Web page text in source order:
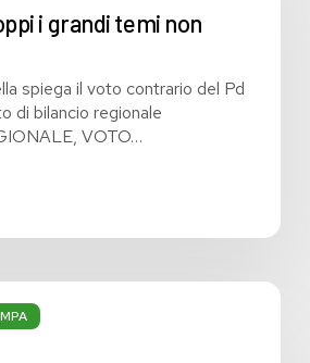
i grandi temi non
spiega il voto contrario del Pd
di bilancio regionale
VOTO…